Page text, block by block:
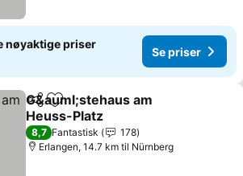
nøyaktige priser
Se priser
Del Legg til i favoritter
G&auml;stehaus am
Heuss-Platz
Se priser
8,7 Fantastisk
178
Erlangen, 14.7 km til Nürnberg